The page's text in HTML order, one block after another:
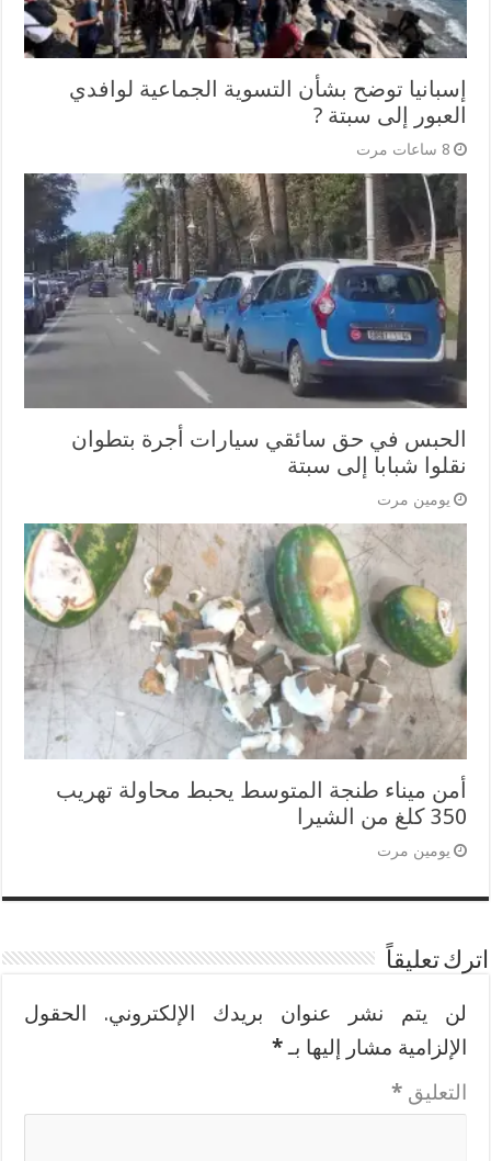
إسبانيا توضح بشأن التسوية الجماعية لوافدي
العبور إلى سبتة ?
8 ساعات مرت
الحبس في حق سائقي سيارات أجرة بتطوان
نقلوا شبابا إلى سبتة
يومين مرت
أمن ميناء طنجة المتوسط يحبط محاولة تهريب
350 كلغ من الشيرا
يومين مرت
اترك تعليقاً
لن يتم نشر عنوان بريدك الإلكتروني.
الحقول
الإلزامية مشار إليها بـ*
التعليق*